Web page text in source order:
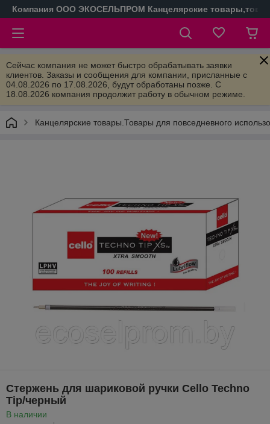
Компания ООО ЭКОСЕЛЬПРОМ Канцелярские
Сейчас компания не может быстро обрабатывать заявки
клиентов. Заказы и сообщения для компании, присланные с
04.08.2026 по 17.08.2026, будут обработаны позже. С
18.08.2026 компания продолжит работу в обычном режиме.
Канцелярские товары.Товары для повседневного
Стержень для шариковой ручки Cello Techno
Tip/черный
В наличии